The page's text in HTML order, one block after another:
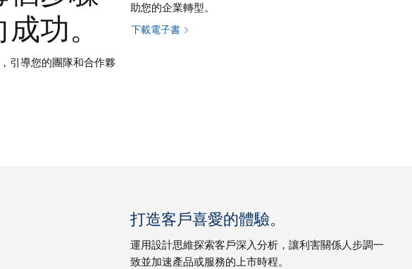
功。
引導您的團隊和合作夥
助您的企業轉型。
下載電子書
打造客戶喜愛的體驗。
運用設計思維探索客戶深入分析，讓利害關係人步調一
致並加速產品或服務的上市時程。